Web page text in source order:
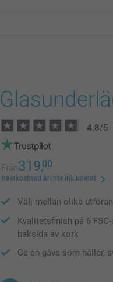
4.8/5
Från319,00
fraktkostnad är inte inkluderat
Välj mellan olika
Kvalitetsfinish på 6
baksida av kork
Ge en gåva som håller,